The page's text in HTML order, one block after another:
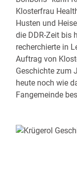
Klosterfrau
Husten und
die DDR-Zeit bis
recherchierte in
Auftrag von
Geschichte zum
heute noch wie
Fangemeinde